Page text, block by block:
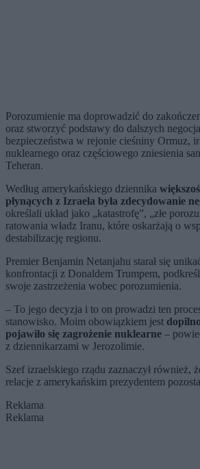
Porozumienie ma doprowadzić do
oraz stworzyć podstawy do dalszych
bezpieczeństwa w rejonie cieśniny Ormuz,
nuklearnego oraz częściowego zniesienia
Teheran.
Według amerykańskiego dziennika
płynących z Izraela była zdecydowanie
określali układ jako „katastrofę”, „złe
ratowania władz Iranu, które oskarżają o
destabilizację regionu.
Premier Benjamin Netanjahu starał się
konfrontacji z Donaldem Trumpem,
swoje zastrzeżenia wobec porozumienia.
– To jego decyzja i to on prowadzi ten
stanowisko. Moim obowiązkiem jest
pojawiło się zagrożenie nuklearne –
z dziennikarzami w Jerozolimie.
Szef izraelskiego rządu zaznaczył również,
relacje z amerykańskim prezydentem
Reklama
Reklama